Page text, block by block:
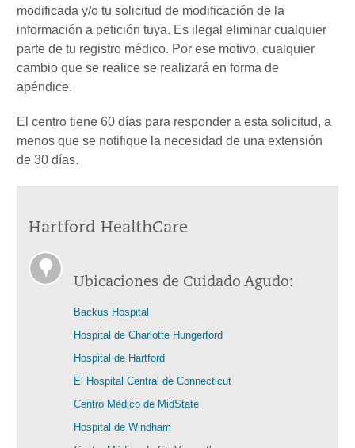
modificada y/o tu solicitud de modificación de la
información a petición tuya. Es ilegal eliminar cualquier
parte de tu registro médico. Por ese motivo, cualquier
cambio que se realice se realizará en forma de
apéndice.
El centro tiene 60 días para responder a esta solicitud, a
menos que se notifique la necesidad de una extensión
de 30 días.
Hartford HealthCare
Ubicaciones de Cuidado Agudo:
Backus Hospital
Hospital de Charlotte Hungerford
Hospital de Hartford
El Hospital Central de Connecticut
Centro Médico de MidState
Hospital de Windham